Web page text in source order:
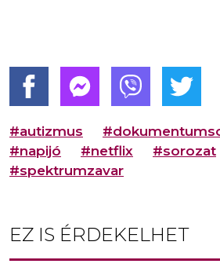
#autizmus
#napijó
#netflix #sorozat
#spektrumzavar
EZ IS ÉRDEKELHET